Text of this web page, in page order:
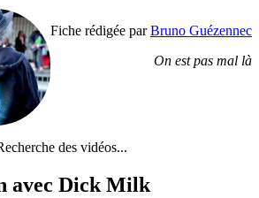
Fiche rédigée parBruno Guézennec
On est pas mal là
des vidéos...
avec Dick Milk